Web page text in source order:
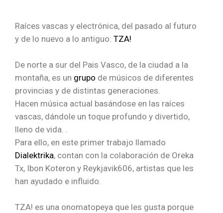
Raíces vascas y electrónica, del pasado al futuro
y de lo nuevo a lo antiguo: TZA!
De norte a sur del Pais Vasco, de la ciudad a la
montaña, es un grupo de músicos de diferentes
provincias y de distintas generaciones.
Hacen música actual basándose en las raíces
vascas, dándole un toque profundo y divertido,
lleno de vida. .
Para ello, en este primer trabajo llamado
Dialektrika, contan con la colaboración de Oreka
Tx, Ibon Koteron y Reykjavik606, artistas que les
han ayudado e influido.
TZA! es una onomatopeya que les gusta porque